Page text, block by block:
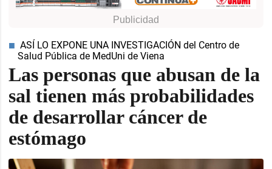
Las personas que abusan de la
sal tienen más probabilidades
de desarrollar cáncer de
estómago
ASÍ LO EXPONE UNA INVESTIGACIÓN del Centro de
Salud Pública de MedUni de Viena